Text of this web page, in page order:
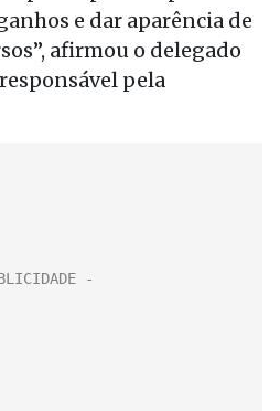
e dar aparência de
afirmou o delegado
pela